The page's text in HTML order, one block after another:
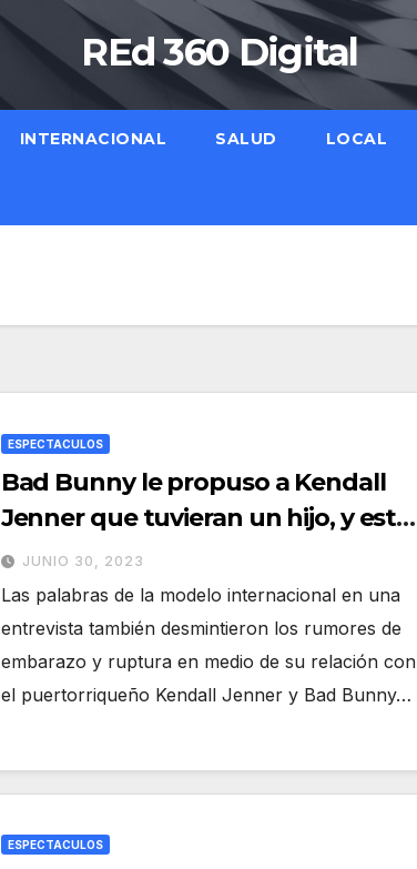
REd 360 Digital
INTERNACIONAL SALUD LOCAL
ESPECTACULOS
Bad Bunny le propuso a Kendall
Jenner que tuvieran un hijo, y esto
contestó la miembro del clan
Kardashian
JUNIO 30, 2023
Las palabras de la modelo internacional en una
entrevista también desmintieron los rumores de
embarazo y ruptura en medio de su relación con
el puertorriqueño Kendall Jenner y Bad Bunny…
ESPECTACULOS